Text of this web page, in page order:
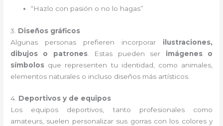
“Hazlo con pasión o no lo hagas”
3. Diseños gráficos
Algunas personas prefieren incorporar ilustraciones,
dibujos o patrones. Estas pueden ser imágenes o
símbolos que representen tu identidad, como animales,
elementos naturales o incluso diseños más artísticos.
4. Deportivos y de equipos
Los equipos deportivos, tanto profesionales como
amateurs, suelen personalizar sus gorras con los colores y